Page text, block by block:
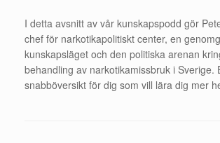
I detta avsnitt av vår kunskapspodd gör
chef för narkotikapolitiskt center, en
kunskapsläget och den politiska arenan
behandling av narkotikamissbruk i Sverige.
snabböversikt för dig som vill lära dig mer